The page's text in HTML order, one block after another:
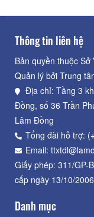
Thông tin liên hệ
Bản quyền thuộc
Quản lý bởi Trung
Địa chỉ: Tầng 3
Đồng, số 36 Trần
Lâm Đồng
Tổng đài hỗ trợ:
Email:
Giấy phép: 311/GP-
cấp ngày 13/10/2006
Danh mục